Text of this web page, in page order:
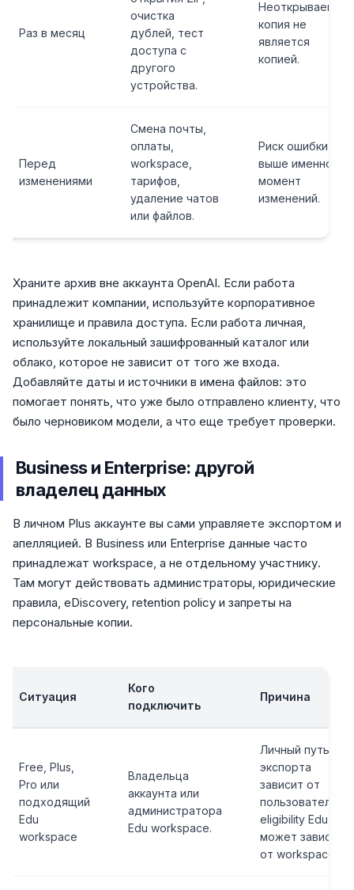
Раз в месяц
очистка
дублей, тест
доступа с
другого
устройства.
Неоткрываемая
копия не
является
копией.
Перед
изменениями
Смена почты,
оплаты,
workspace,
тарифов,
удаление чатов
или файлов.
Риск ошибки
выше именно в
момент
изменений.
Храните архив вне аккаунта OpenAI. Если работа
принадлежит компании, используйте корпоративное
хранилище и правила доступа. Если работа личная,
используйте локальный зашифрованный каталог или
облако, которое не зависит от того же входа.
Добавляйте даты и источники в имена файлов: это
помогает понять, что уже было отправлено клиенту, что
было черновиком модели, а что еще требует проверки.
Business и Enterprise: другой
владелец данных
В личном Plus аккаунте вы сами управляете экспортом и
апелляцией. В Business или Enterprise данные часто
принадлежат workspace, а не отдельному участнику.
Там могут действовать администраторы, юридические
правила, eDiscovery, retention policy и запреты на
персональные копии.
Ситуация
Кого
подключить
Причина
Free, Plus,
Pro или
подходящий
Edu
workspace
Владельца
аккаунта или
администратора
Edu workspace.
Личный путь
экспорта
зависит от
пользователя, а
eligibility Edu
может зависеть
от workspace.